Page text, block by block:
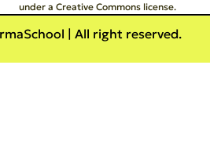
under a Creative Commons license.
| All right reserved.